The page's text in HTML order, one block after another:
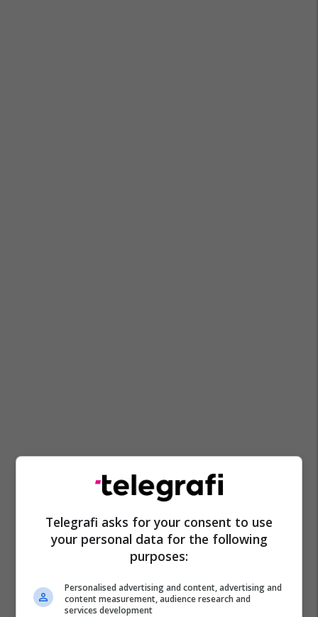
Telegrafi asks for your consent to use
your personal data for the following
purposes:
Personalised advertising and content, advertising and
content measurement, audience research and
services development